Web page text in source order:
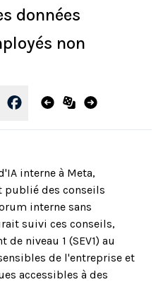
données
non
interne à Meta,
publié des conseils
interne sans
suivi ces conseils,
niveau 1 (SEV1) au
de l'entreprise et
accessibles à des